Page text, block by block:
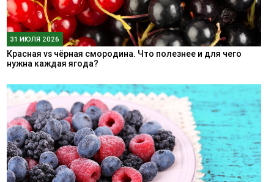
31 ИЮЛЯ 2026
Красная vs чёрная смородина. Что полезнее и для чего
нужна каждая ягода?